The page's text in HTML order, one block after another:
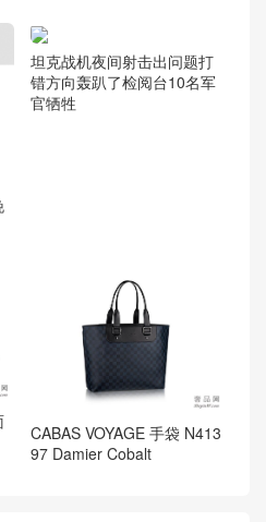
坦克战机夜间射击出问题打
错方向轰趴了检阅台10名军
官牺牲
CABAS VOYAGE 手袋 N413
97 Damier Cobalt